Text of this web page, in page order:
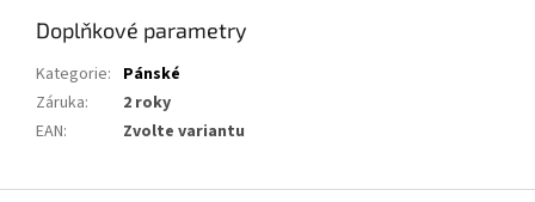
Doplňkové parametry
Kategorie: Pánské
Záruka:
2 roky
EAN: Zvolte variantu